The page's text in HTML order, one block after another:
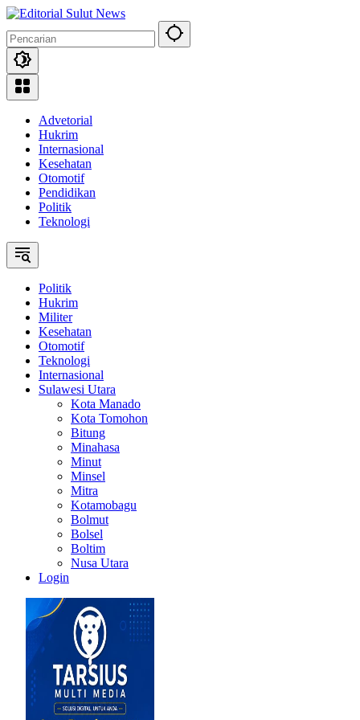
Langsung
konten
Advetorial
Hukrim
Internasional
Kesehatan
Otomotif
Pendidikan
Politik
Teknologi
Politik
Hukrim
Militer
Kesehatan
Otomotif
Teknologi
Internasional
Sulawesi Utara
Kota Manado
Kota Tomohon
Bitung
Minahasa
Minut
Minsel
Mitra
Kotamobagu
Bolmut
Bolsel
Boltim
Nusa Utara
Login